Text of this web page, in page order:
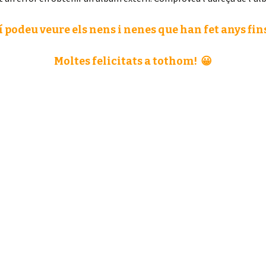
veure els nens i nenes que han fet anys
Moltes felicitats a tothom! 😀